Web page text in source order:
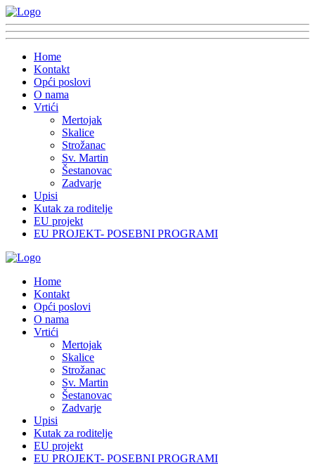
Home
Kontakt
Opći poslovi
O nama
Vrtići
Mertojak
Skalice
Strožanac
Sv. Martin
Šestanovac
Zadvarje
Upisi
Kutak za roditelje
EU projekt
EU PROJEKT- POSEBNI PROGRAMI
Home
Kontakt
Opći poslovi
O nama
Vrtići
Mertojak
Skalice
Strožanac
Sv. Martin
Šestanovac
Zadvarje
Upisi
Kutak za roditelje
EU projekt
EU PROJEKT- POSEBNI PROGRAMI